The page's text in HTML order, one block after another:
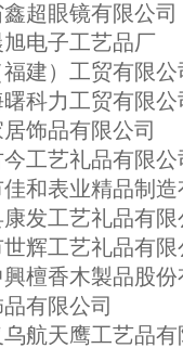
超眼镜有限公司
电子工艺品厂
建）工贸有限公
科力工贸有限公
饰品有限公司
工艺礼品有限公
和表业精品制
发工艺礼品有限
辉工艺礼品有限
興檀香木製品股
有限公司
航天鹰工艺品有